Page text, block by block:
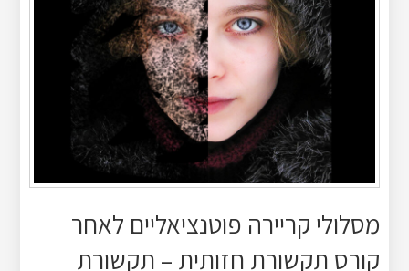
מסלולי קריירה פוטנציאליים לאחר
קורס תקשורת חזותית – תקשורת